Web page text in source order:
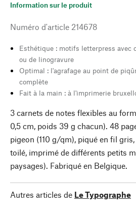
Information sur le produit
Numéro d'article 214678
Esthétique : motifs letterpress avec
ou de linogravure
Optimal : l'agrafage au point de
complète
Fait à la main : à l'imprimerie
3 carnets de notes flexibles au
0,5 cm, poids 39 g chacun). 48
pigeon (110 g/qm), piqué en fil
toilé, imprimé de différents petits
paysages). Fabriqué en Belgique.
Autres articles de Le Typographe